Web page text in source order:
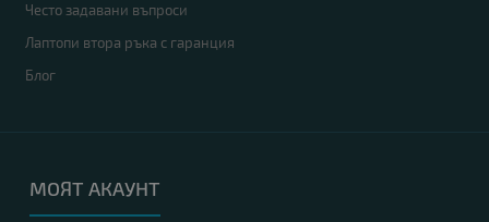
Често задавани въпроси
Лаптопи втора ръка с гаранция
Блог
МОЯТ АКАУНТ